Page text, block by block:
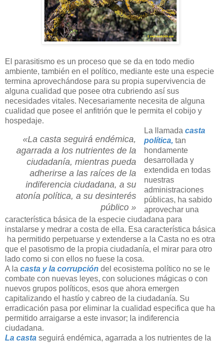
El parasitismo es un proceso que se da en todo medio
ambiente, también en el político, mediante este una especie
termina aprovechándose para su propia supervivencia de
alguna cualidad que posee otra cubriendo así sus
necesidades vitales. Necesariamente necesita de alguna
cualidad que posee el anfitrión que le permita el cobijo y
hospedaje.
«La casta seguirá endémica,
agarrada a los nutrientes de la
ciudadanía, mientras pueda
adherirse a las raíces de la
indiferencia ciudadana, a su
atonía política, a su desinterés
público »
La llamada casta
política, tan
hondamente
desarrollada y
extendida en todas
nuestras
administraciones
públicas, ha sabido
aprovechar una
característica básica de la especie ciudadana para
instalarse y medrar a costa de ella. Esa característica básica
ha permitido perpetuarse y extenderse a la Casta no es otra
que el pasotismo de la propia ciudadanía, el mirar para otro
lado como si con ellos no fuese la cosa.
A la casta y la corrupción del ecosistema político no se le
combate con nuevas leyes, con soluciones mágicas o con
nuevos grupos políticos, esos que ahora emergen
capitalizando el hastío y cabreo de la ciudadanía. Su
erradicación pasa por eliminar la cualidad especifica que ha
permitido arraigarse a este invasor; la indiferencia
ciudadana.
La casta seguirá endémica, agarrada a los nutrientes de la